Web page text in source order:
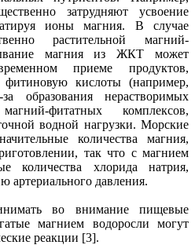
затрудняют усвоение
ионы магния. В случае
растительной магний-
магния из ЖКТ может
приеме продуктов,
кислоты (например,
образования нерастворимых
фитатных комплексов,
водной нагрузки. Морские
количества магния,
так что с магнием
количества хлорида натрия,
давления.
во внимание пищевые
магнием водоросли могут
реакции [3].